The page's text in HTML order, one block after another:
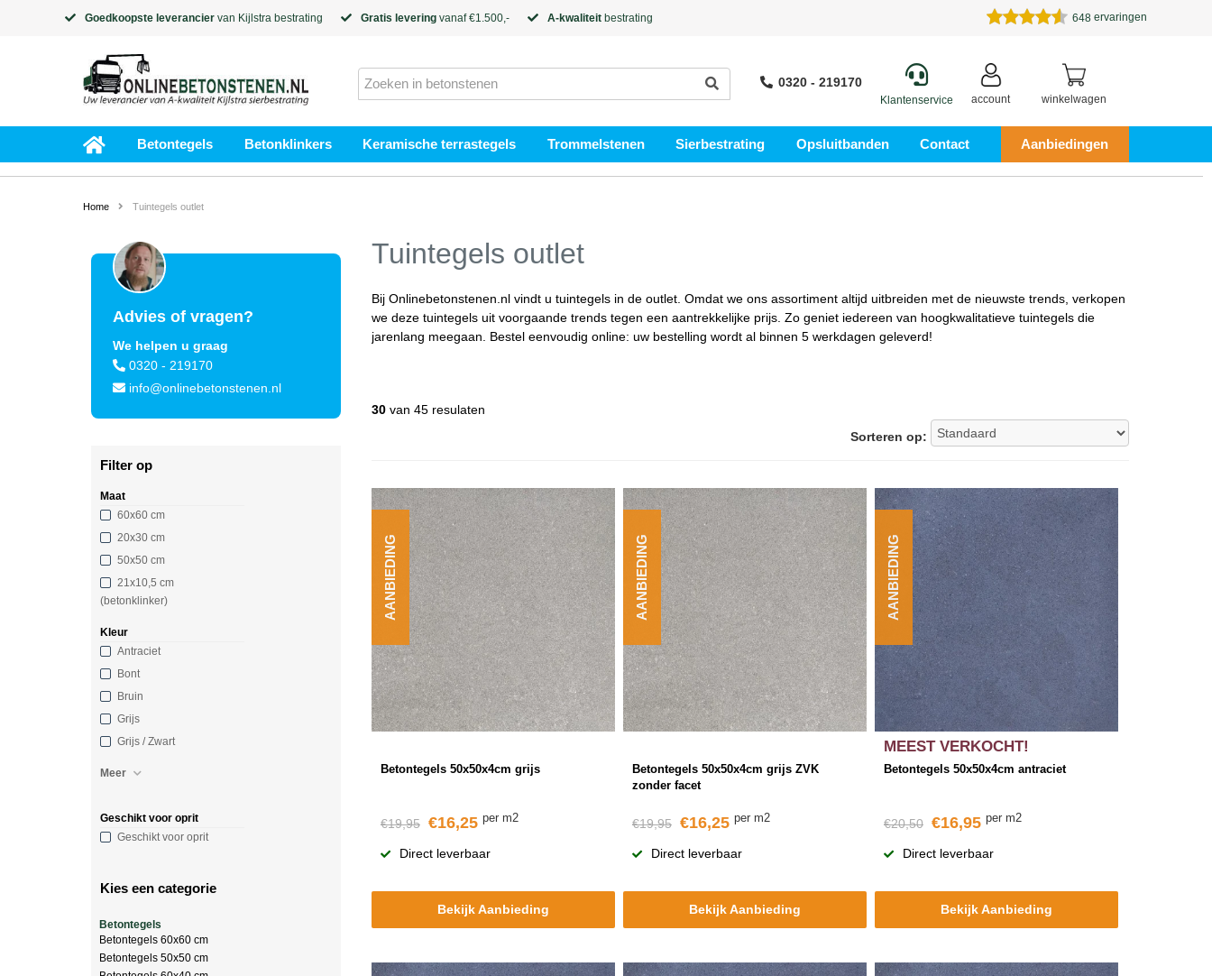
Goedkoopste leverancier van Kijlstra bestrating Gratis levering vanaf €1.500,- A-kwaliteit bestrating 648 ervaringen
0320 - 219170
Klantenservice account winkelwagen
Betontegels Betonklinkers Keramische terrastegels Trommelstenen Sierbestrating Opsluitbanden Contact Aanbiedingen
Home Tuintegels outlet
Advies of vragen?
We helpen u graag
0320 - 219170
info@onlinebetonstenen.nl
Filter op
Maat
60x60 cm
20x30 cm
50x50 cm
21x10,5 cm
(betonklinker)
Kleur
Antraciet
Bont
Bruin
Grijs
Grijs / Zwart
Meer
Geschikt voor oprit
Geschikt voor oprit
Kies een categorie
Betontegels
Betontegels 60x60 cm
Betontegels 50x50 cm
Tuintegels outlet
Bij Onlinebetonstenen.nl vindt u tuintegels in de outlet. Omdat we ons assortiment altijd uitbreiden met de nieuwste trends, verkopen
we deze tuintegels uit voorgaande trends tegen een aantrekkelijke prijs. Zo geniet iedereen van hoogkwalitatieve tuintegels die
jarenlang meegaan. Bestel eenvoudig online: uw bestelling wordt al binnen 5 werkdagen geleverd!
30van 45 resulaten
Sorteren op:
Betontegels 50x50x4cm grijs
€19,95 €16,25 per m2
Direct leverbaar
AANBIEDING
Bekijk Aanbieding
Betontegels 50x50x4cm grijs ZVK
zonder facet
€19,95 €16,25 per m2
Direct leverbaar
AANBIEDING
Bekijk Aanbieding
MEEST VERKOCHT!
Betontegels 50x50x4cm antraciet
€20,50 €16,95 per m2
Direct leverbaar
AANBIEDING
Bekijk Aanbieding